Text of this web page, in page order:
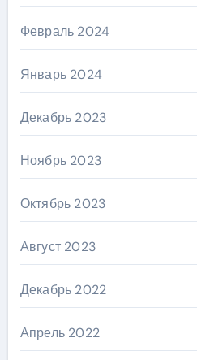
Февраль 2024
Январь 2024
Декабрь 2023
Ноябрь 2023
Октябрь 2023
Август 2023
Декабрь 2022
Апрель 2022